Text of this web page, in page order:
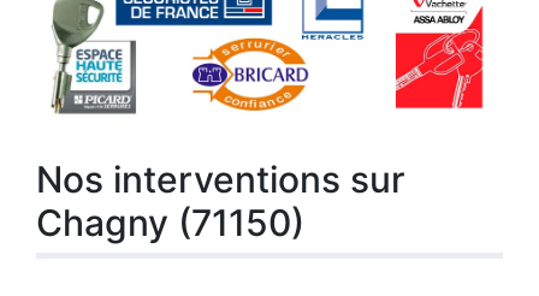
Nos interventions sur
Chagny (71150)